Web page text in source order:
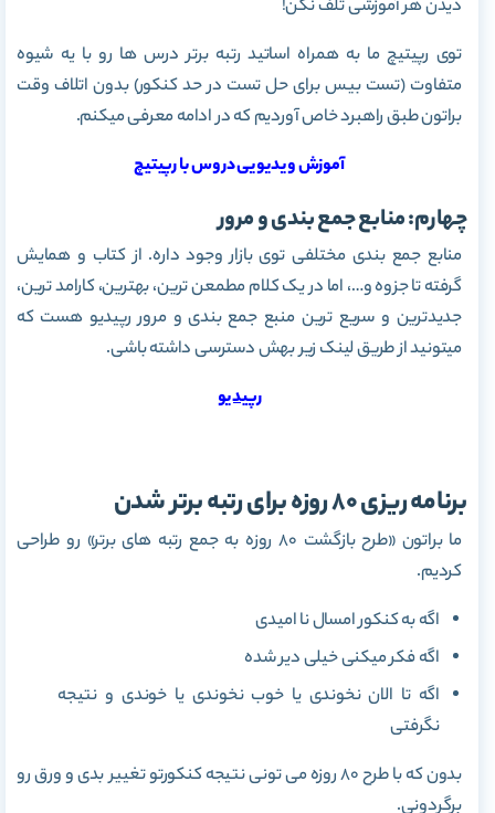
دیدن هر آموزشی تلف نکن!
توی رپیتیچ ما به همراه اساتید رتبه برتر درس ها رو با یه شیوه
متفاوت (تست بیس برای حل تست در حد کنکور) بدون اتلاف وقت
براتون طبق راهبرد خاص آوردیم که در ادامه معرفی میکنم.
آموزش ویدیویی دروس با رپیتیچ
چهارم: منابع جمع بندی و مرور
منابع جمع بندی مختلفی توی بازار وجود داره. از کتاب و همایش
گرفته تا جزوه و…، اما در یک کلام مطمعن ترین، بهترین، کارامد ترین،
جدید‌ترین و سریع ترین منبع جمع بندی و مرور رپیدیو هست که
میتونید از طریق لینک زیر بهش دسترسی داشته باشی.
رپیدیو
برنامه ریزی 80 روزه برای رتبه برتر شدن
ما براتون «طرح بازگشت 80 روزه به جمع رتبه های برتر» رو طراحی
کردیم.
اگه به کنکور امسال نا امیدی
اگه فکر میکنی خیلی دیر شده
اگه تا الان نخوندی یا خوب نخوندی یا خوندی و نتیجه
نگرفتی
بدون که با طرح 80 روزه می تونی نتیجه کنکورتو تغییر بدی و ورق رو
برگردونی.